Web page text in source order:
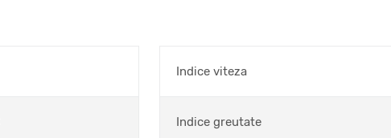
Indice viteza
Indice greutate